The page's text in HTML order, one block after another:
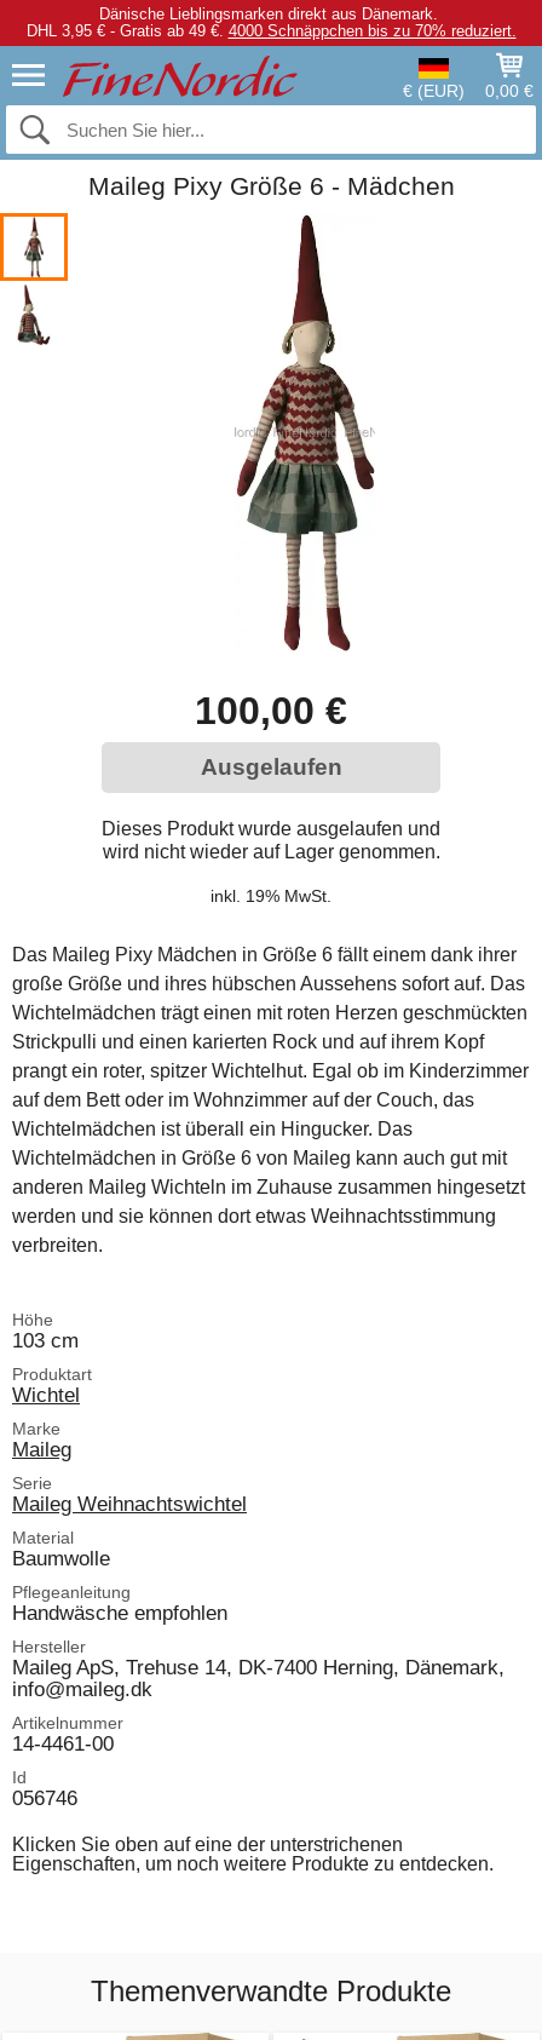
Dänische Lieblingsmarken direkt aus Dänemark.
DHL 3,95 € - Gratis ab 49 €. 4000 Schnäppchen bis zu 70% reduziert.
€ (EUR) 0,00 €
Maileg Pixy Größe 6 - Mädchen
100,00 €
Ausgelaufen
Dieses Produkt wurde ausgelaufen und
wird nicht wieder auf Lager genommen.
inkl. 19% MwSt.
Das Maileg Pixy Mädchen in Größe 6 fällt einem dank ihrer
große Größe und ihres hübschen Aussehens sofort auf. Das
Wichtelmädchen trägt einen mit roten Herzen geschmückten
Strickpulli und einen karierten Rock und auf ihrem Kopf
prangt ein roter, spitzer Wichtelhut. Egal ob im Kinderzimmer
auf dem Bett oder im Wohnzimmer auf der Couch, das
Wichtelmädchen ist überall ein Hingucker. Das
Wichtelmädchen in Größe 6 von Maileg kann auch gut mit
anderen Maileg Wichteln im Zuhause zusammen hingesetzt
werden und sie können dort etwas Weihnachtsstimmung
verbreiten.
Höhe
103 cm
Produktart
Wichtel
Marke
Maileg
Serie
Maileg Weihnachtswichtel
Material
Baumwolle
Pflegeanleitung
Handwäsche empfohlen
Hersteller
Maileg ApS, Trehuse 14, DK-7400 Herning, Dänemark,
info@maileg.dk
Artikelnummer
14-4461-00
Id
056746
Klicken Sie oben auf eine der unterstrichenen
Eigenschaften, um noch weitere Produkte zu entdecken.
Themenverwandte Produkte